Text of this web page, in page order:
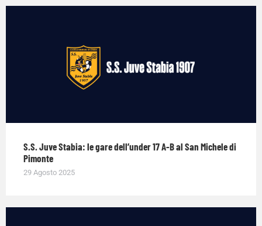
S.S. Juve Stabia: le gare dell’under 17 A-B al San Michele di
Pimonte
29 Agosto 2025